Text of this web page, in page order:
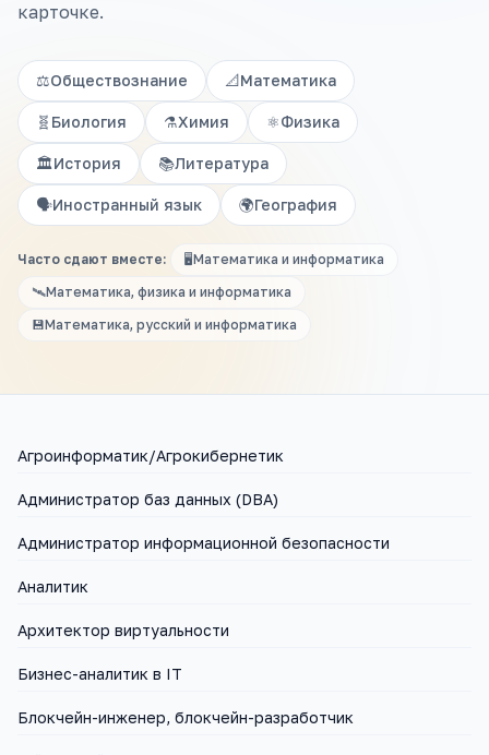
карточке.
⚖️Обществознание 📐Математика
🧬 Биология ⚗️Химия ⚛️Физика
🏛️История 📚Литература
🗣️Иностранный язык 🌍География
Часто сдают вместе: 🖥️Математика и информатика
🛰️Математика, физика и информатика
💾Математика, русский и информатика
Агроинформатик/Агрокибернетик
Администратор баз данных (DBA)
Администратор информационной безопасности
Аналитик
Архитектор виртуальности
Бизнес-аналитик в IT
Блокчейн-инженер, блокчейн-разработчик